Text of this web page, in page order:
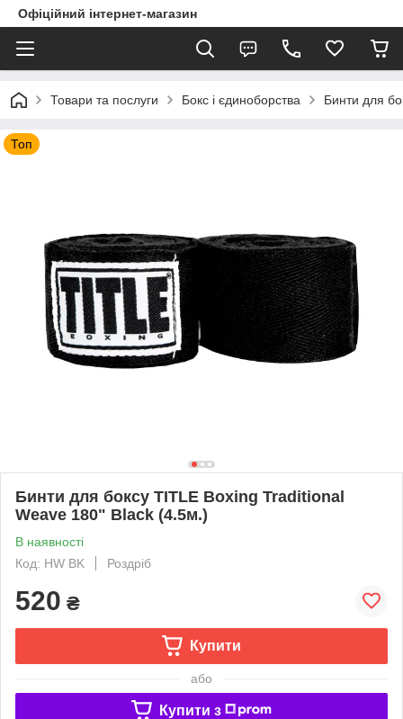
Офіційний інтернет-магазин
Товари та послуги Бокс і єдиноборства Бинти для
Топ
Бинти для боксу TITLE Boxing Traditional
Weave 180" Black (4.5м.)
В наявності
Код: HW BK
Роздріб
520 ₴
Купити
або
Купити з